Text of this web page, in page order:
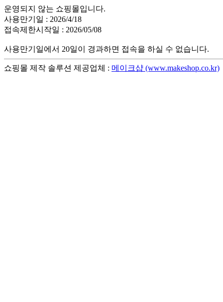
운영되지 않는 쇼핑몰입니다.
사용만기일 : 2026/4/18
접속제한시작일 : 2026/05/08
사용만기일에서 20일이 경과하면 접속을 하실 수 없습니다.
쇼핑몰 제작 솔루션 제공업체 : 메이크샵 (www.makeshop.co.kr)